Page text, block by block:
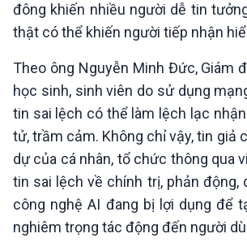
đông khiến nhiều người dễ tin
thật có thể khiến người tiếp nhận
Theo ông Nguyễn Minh Đức, Giám
học sinh, sinh viên do sử dụng
tin sai lệch có thể làm lệch lạc
tử, trầm cảm. Không chỉ vậy, tin giả
dự của cá nhân, tổ chức thông qua
tin sai lệch về chính trị, phản
công nghệ AI đang bị lợi dụng để
nghiêm trọng tác động đến người